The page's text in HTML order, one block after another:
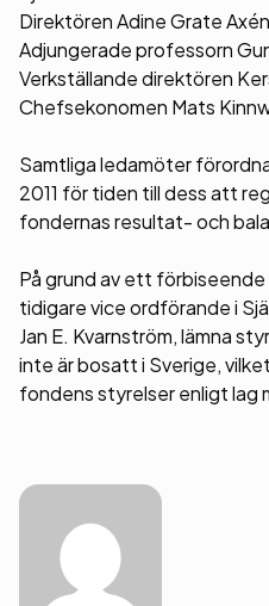
Direktören Adine Grate
Adjungerade professorn
Verkställande direktören
Chefsekonomen Mats
Samtliga ledamöter
2011 för tiden till dess att
fondernas resultat- och
På grund av ett
tidigare vice ordförande i
Jan E. Kvarnström, lämna
inte är bosatt i Sverige,
fondens styrelser enligt lag